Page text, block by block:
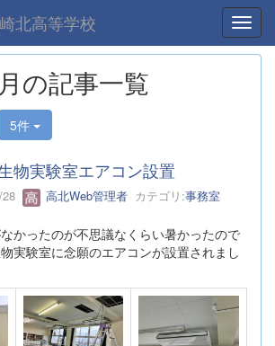
北高等学校
の記事一覧
5件
実験室エアコン設置
高北Web管理者 カテゴリ:事務室
かったのが不思議なくらい暑かったので
実験室に念願のエアコンが設置されまし